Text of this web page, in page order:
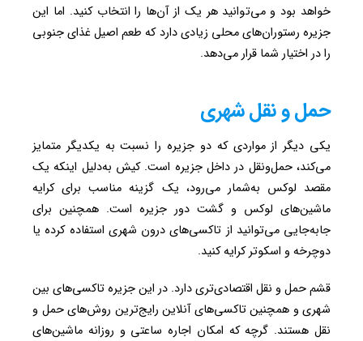
خواهد بود و می‌توانید هر یک از آن‌ها را انتخاب کنید. اما این
جزیره رستوران‌های محلی زیادی دارد که طعم اصیل غذای جنوبی
را در اختیار شما قرار می‌دهد.
حمل و نقل شهری
یکی دیگر از مواردی که دو جزیره را نسبت به یکدیگر متمایز
می‌کند، حمل‌ونقل در داخل جزیره است. کیش به‌دلیل اینکه یک
مقصد لوکس به‌شمار می‌رود، یک گزینه مناسب برای کرایه
ماشین‌های لوکس و گشت دور جزیره است. همچنین برای
جابه‌جایی می‌توانید از تاکسی‌های درون شهری استفاده کرده یا
دوچرخه و اسکوتر کرایه کنید.
قشم حمل و نقل اقتصادی‌تری دارد. در این جزیره تاکسی‌های بین
شهری و همچنین تاکسی‌های آنلاین رایج‌ترین روش‌های حمل و
نقل هستند. گرچه که امکان اجاره ساعتی و روزانه ماشین‌های